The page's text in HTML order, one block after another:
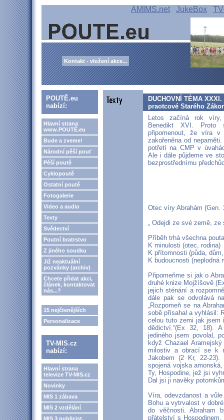
AMIMS.net JukeBox
Kontakt - vložení akce...
POUTĚ.eu
nabízí:
Hlavní strana
www.POUTĚ.eu
Bude a zveme!
Národní pěší pouť
Pěší poutě
Cyklopoutě
Ostatní poutě
Fotogalerie
Video a audio
Texty
Svědectví
Poutní bratrstvo
Z jiného soudku
Již neaktuální
pozvánky (archiv)
Chcete přidat akci,
článek, kontaktovat
nás...?
15 nejčtenějších
Personalizace
TV-MIS.cz
nabízí:
Hlavní strana
televize TV-MIS.cz
Novinky
MIS 1 zábava
MIS 2 vzdělání
MIS 3 publicist.
DUCHOVNÍ TÉMA
praotcové Starého
Letos začíná rok
Benedikt XVI.
připomenout, že víra
zakořeněna od
potřetí na CMP v
Ale i dále půjdeme ve
bezprostřednímu
Otec víry Abrahám (Gen.
„ Odejdi ze své země,
Příběh trhá všechna
K minulosti (otec, rodina)
K přítomnosti (půda,
K budoucnosti (neplodná
Připomeňme si jak o
druhé knize Mojžíšově
jejich sténání a
dále pak se odvolává
„Rozpomeň se na
sobě přísahal a vyhlásil:
celou tuto zemi jak jsem
dědictví.“(Ex 32, 18).
jediného jsem povolal,
když Chazael
milostiv a obrací se k
Jakobem (2 Kr, 22-
spojená vojska
Ty, Hospodine, jež jsi
Dal jsi ji navěky
Víra, odevzdanost a
Bohu a vytrvalost v
do věčnosti. Abraham
přátelství s